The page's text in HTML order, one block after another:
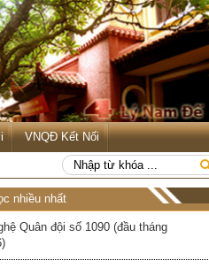
VNQĐ Kết Nối
nhiều nhất
Quân đội số 1090 (đầu tháng